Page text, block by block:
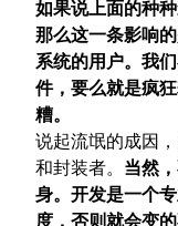
如果说上面的种
那么这一条影响
系统的用户。我
件，要么就是疯
糟。
说起流氓的成因
和封装者。 当然
身。开发是一个
度，否则就会变